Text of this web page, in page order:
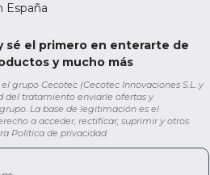
España
el primero en enterarte de
y mucho más
grupo Cecotec (Cecotec Innovaciones S.L. y
del tratamiento enviarle ofertas y
La base de legitimación es el
a acceder, rectificar, suprimir y otros
Política de privacidad